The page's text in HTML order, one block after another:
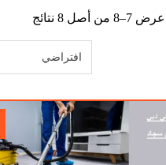
عرض 7–8 من أصل 8 نتائج